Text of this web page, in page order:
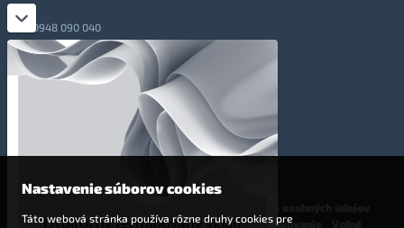
0948 090 040
+421 948 090 051
info@totalmoney.sk
Levočská 866, Poprad, 058 01
Cookies-Nastavenia cookies -Finančné sprostredkovanie
Nastavenie súborov cookies
Táto webová stránka používa rôzne druhy cookies pre